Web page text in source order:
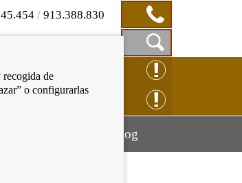
/913.388.830
Mostrar
Caja
de
Búsqueda
BlogMostrar
de
o configurarlas